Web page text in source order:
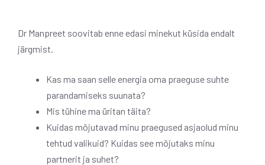
Dr Manpreet soovitab enne edasi minekut küsida endalt
järgmist.
Kas ma saan selle energia oma praeguse suhte
parandamiseks suunata?
Mis tühine ma üritan täita?
Kuidas mõjutavad minu praegused asjaolud minu
tehtud valikuid? Kuidas see mõjutaks minu
partnerit ja suhet?